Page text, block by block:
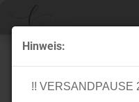
Hinweis:
!! VERSANDPAUSE
Fellimitat - Diaz - nude